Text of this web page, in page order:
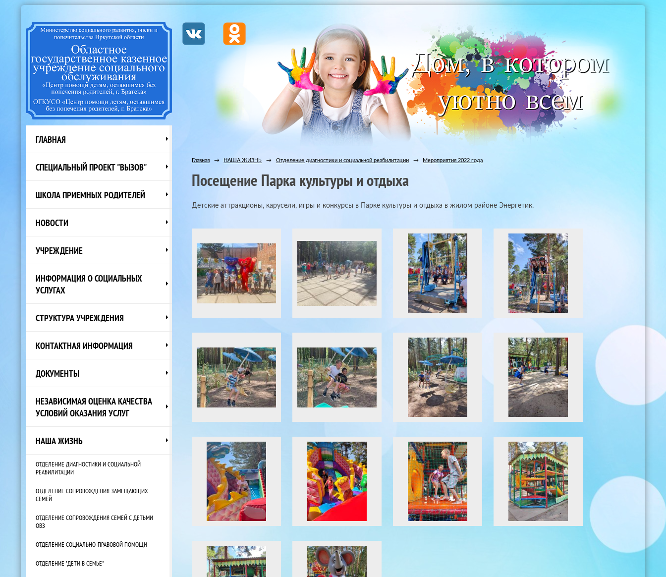
ГЛАВНАЯ
СПЕЦИАЛЬНЫЙ ПРОЕКТ "ВЫЗОВ"
ШКОЛА ПРИЕМНЫХ РОДИТЕЛЕЙ
НОВОСТИ
УЧРЕЖДЕНИЕ
ИНФОРМАЦИЯ О СОЦИАЛЬНЫХ
УСЛУГАХ
СТРУКТУРА УЧРЕЖДЕНИЯ
КОНТАКТНАЯ ИНФОРМАЦИЯ
ДОКУМЕНТЫ
НЕЗАВИСИМАЯ ОЦЕНКА КАЧЕСТВА
УСЛОВИЙ ОКАЗАНИЯ УСЛУГ
НАША ЖИЗНЬ
ОТДЕЛЕНИЕ ДИАГНОСТИКИ И СОЦИАЛЬНОЙ
РЕАБИЛИТАЦИИ
ОТДЕЛЕНИЕ СОПРОВОЖДЕНИЯ ЗАМЕЩАЮЩИХ
СЕМЕЙ
ОТДЕЛЕНИЕ СОПРОВОЖДЕНИЯ СЕМЕЙ С ДЕТЬМИ
ОВЗ
ОТДЕЛЕНИЕ СОЦИАЛЬНО-ПРАВОВОЙ ПОМОЩИ
ОТДЕЛЕНИЕ "ДЕТИ В СЕМЬЕ"
Главная → НАША ЖИЗНЬ → Отделение диагностики и социальной реабилитации → Мероприятия 2022 года
Посещение Парка культуры и отдыха
Детские аттракционы, карусели, игры и конкурсы в Парке культуры и отдыха в жилом районе Энергетик.